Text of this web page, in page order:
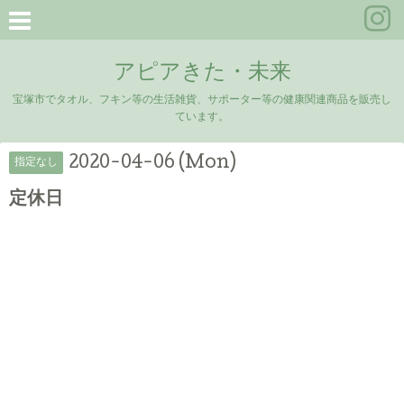
アピアきた・未来
宝塚市でタオル、フキン等の生活雑貨、サポーター等の健康関連商品を販売し
ています。
指定なし 2020-04-06 (Mon)
定休日